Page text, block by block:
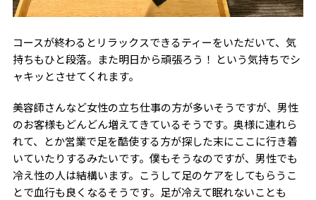
コースが終わるとリラックスできるティーをいただいて、気
持ちもひと段落。また明日から頑張ろう！ という気持ちでシ
ャキッとさせてくれます。
美容師さんなど女性の立ち仕事の方が多いそうですが、男性
のお客様もどんどん増えてきているそうです。奥様に連れら
れて、とか営業で足を酷使する方が探した末にここに行き着
いていたりするみたいです。僕もそうなのですが、男性でも
冷え性の人は結構います。こうして足のケアをしてもらうこ
とで血行も良くなるそうです。足が冷えて眠れないことも